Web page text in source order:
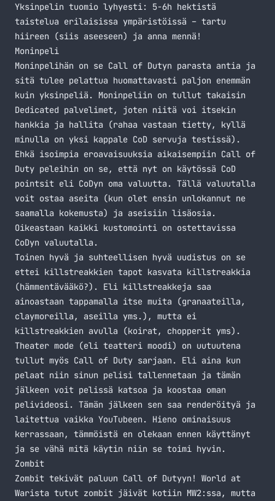
Yksinpelin tuomio lyhyesti: 5-6h hektistä
taistelua erilaisissa ympäristöissä – tartu
hiireen (siis aseeseen) ja anna mennä!
Moninpeli
Moninpelihän on se Call of Dutyn parasta antia ja
sitä tulee pelattua huomattavasti paljon enemmän
kuin yksinpeliä. Moninpeliin on tullut takaisin
Dedicated palvelimet, joten niitä voi itsekin
hankkia ja hallita (rahaa vastaan tietty, kyllä
minulla on yksi kappale CoD servuja testissä).
Ehkä isoimpia eroavaisuuksia aikaisempiin Call of
Duty peleihin on se, että nyt on käytössä CoD
pointsit eli CoDyn oma valuutta. Tällä valuutalla
voit ostaa aseita (kun olet ensin unlokannut ne
saamalla kokemusta) ja aseisiin lisäosia.
Oikeastaan kaikki kustomointi on ostettavissa
CoDyn valuutalla.
Toinen hyvä ja suhteellisen hyvä uudistus on se
ettei killstreakkien tapot kasvata killstreakkia
(hämmentävääkö?). Eli killstreakkeja saa
ainoastaan tappamalla itse muita (granaateilla,
claymoreilla, aseilla yms.), mutta ei
killstreakkien avulla (koirat, chopperit yms).
Theater mode (eli teatteri moodi) on uutuutena
tullut myös Call of Duty sarjaan. Eli aina kun
pelaat niin sinun pelisi tallennetaan ja tämän
jälkeen voit pelissä katsoa ja koostaa oman
pelivideosi. Tämän jälkeen sen saa renderöityä ja
laitettua vaikka YouTubeen. Hieno ominaisuus
kerrassaan, tämmöistä en olekaan ennen käyttänyt
ja se vähä mitä käytin niin se toimi hyvin.
Zombit
Zombit tekivät paluun Call of Dutyyn! World at
Warista tutut zombit jäivät kotiin MW2:ssa, mutta